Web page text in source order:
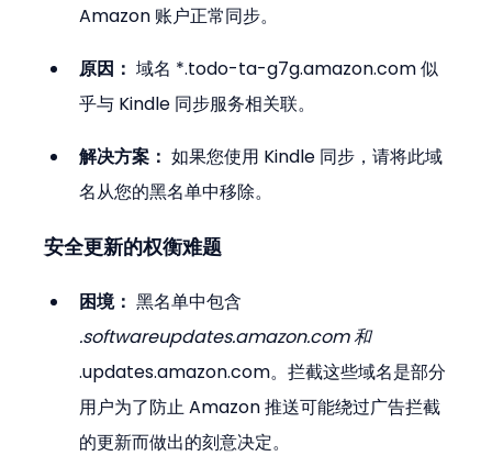
Amazon 账户正常同步。
原因： 域名 *.todo-ta-g7g.amazon.com 似
乎与 Kindle 同步服务相关联​。
解决方案： 如果您使用 Kindle 同步，请将此域
名从您的黑名单中移除。
安全更新的权衡难题
困境： 黑名单中包含
.softwareupdates.amazon.com 和
.updates.amazon.com​。拦截这些域名是部分
用户为了防止 Amazon 推送可能绕过广告拦截
的更新而做出的刻意决定​。